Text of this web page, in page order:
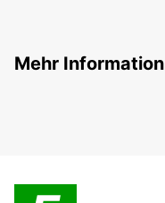
Mehr Information